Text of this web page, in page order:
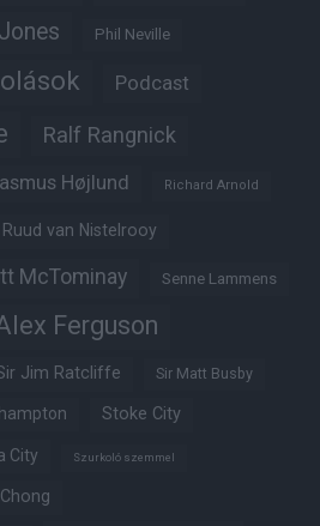
Phil Neville
Podcast
Ralf Rangnick
Højlund Richard Arnold
Ruud van Nistelrooy
McTominay Senne Lammens
Ferguson
Jim Ratcliffe Sir Matt Busby
Stoke City
City Szurkoló szemmel